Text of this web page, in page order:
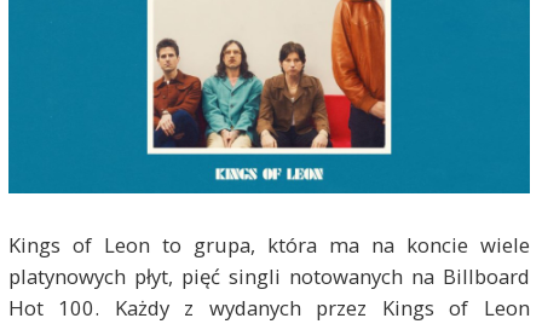
Kings of Leon to grupa, która ma na koncie wiele
platynowych płyt, pięć singli notowanych na Billboard
Hot 100. Każdy z wydanych przez Kings of Leon